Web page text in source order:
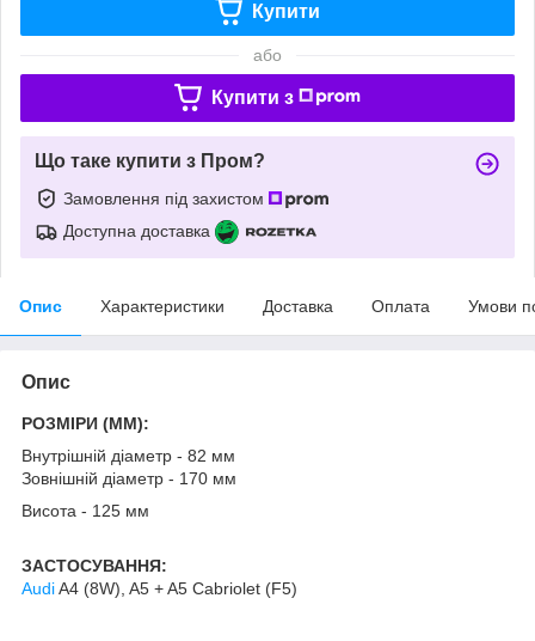
Купити
або
Купити з
Що таке купити з Пром?
Замовлення під захистом
Доступна доставка
Опис Характеристики Доставка Оплата Умови
Опис
РОЗМІРИ (MM):
Внутрішній діаметр - 82 мм
Зовнішній діаметр - 170 мм
Висота - 125 мм
ЗАСТОСУВАННЯ:
AudiA4 (8W), A5 + A5 Cabriolet (F5)